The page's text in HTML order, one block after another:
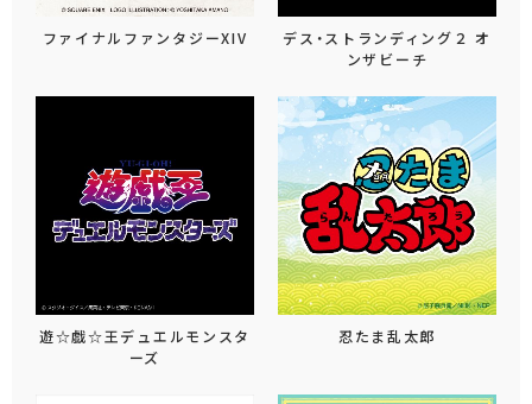
ファイナルファンタジーXIV
デス・ストランディング２ オ
ンザビーチ
遊☆戯☆王デュエルモンスタ
ーズ
忍たま乱太郎